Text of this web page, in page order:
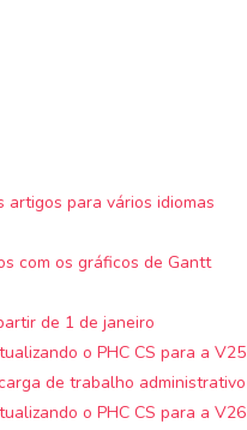
artigos para vários idiomas
com os gráficos de Gantt
de 1 de janeiro
o PHC CS para a V25
de trabalho administrativo
o PHC CS para a V26